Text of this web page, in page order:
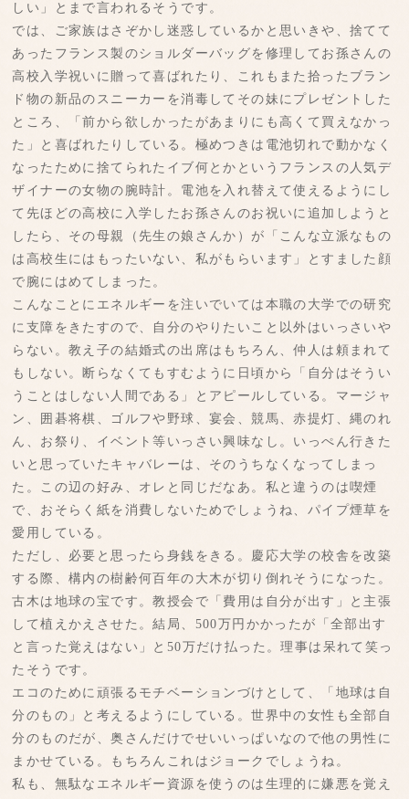
しい」とまで言われるそうです。
では、ご家族はさぞかし迷惑しているかと思いきや、捨てて
あったフランス製のショルダーバッグを修理してお孫さんの
高校入学祝いに贈って喜ばれたり、これもまた拾ったブラン
ド物の新品のスニーカーを消毒してその妹にプレゼントした
ところ、「前から欲しかったがあまりにも高くて買えなかっ
た」と喜ばれたりしている。極めつきは電池切れで動かなく
なったために捨てられたイブ何とかというフランスの人気デ
ザイナーの女物の腕時計。電池を入れ替えて使えるようにし
て先ほどの高校に入学したお孫さんのお祝いに追加しようと
したら、その母親（先生の娘さんか）が「こんな立派なもの
は高校生にはもったいない、私がもらいます」とすました顔
で腕にはめてしまった。
こんなことにエネルギーを注いでいては本職の大学での研究
に支障をきたすので、自分のやりたいこと以外はいっさいや
らない。教え子の結婚式の出席はもちろん、仲人は頼まれて
もしない。断らなくてもすむように日頃から「自分はそうい
うことはしない人間である」とアピールしている。マージャ
ン、囲碁将棋、ゴルフや野球、宴会、競馬、赤提灯、縄のれ
ん、お祭り、イベント等いっさい興味なし。いっぺん行きた
いと思っていたキャバレーは、そのうちなくなってしまっ
た。この辺の好み、オレと同じだなあ。私と違うのは喫煙
で、おそらく紙を消費しないためでしょうね、パイプ煙草を
愛用している。
ただし、必要と思ったら身銭をきる。慶応大学の校舎を改築
する際、構内の樹齢何百年の大木が切り倒れそうになった。
古木は地球の宝です。教授会で「費用は自分が出す」と主張
して植えかえさせた。結局、500万円かかったが「全部出す
と言った覚えはない」と50万だけ払った。理事は呆れて笑っ
たそうです。
エコのために頑張るモチベーションづけとして、「地球は自
分のもの」と考えるようにしている。世界中の女性も全部自
分のものだが、奥さんだけでせいいっぱいなので他の男性に
まかせている。もちろんこれはジョークでしょうね。
私も、無駄なエネルギー資源を使うのは生理的に嫌悪を覚え